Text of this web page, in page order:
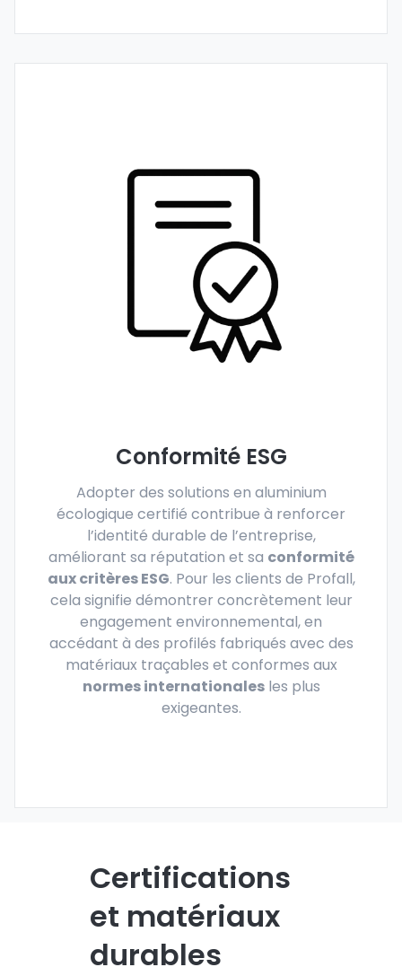
Conformité ESG
Adopter des solutions en aluminium
écologique certifié contribue à renforcer
l’identité durable de l’entreprise,
améliorant sa réputation et sa conformité
aux critères ESG. Pour les clients de Profall,
cela signifie démontrer concrètement leur
engagement environnemental, en
accédant à des profilés fabriqués avec des
matériaux traçables et conformes aux
normes internationalesles plus
exigeantes.
Certifications
et matériaux
durables